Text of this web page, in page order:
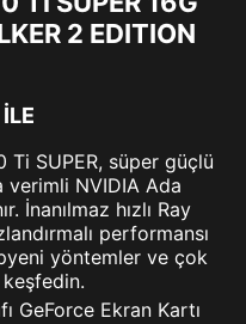
2 EDITION
SUPER, süper güçlü
verimli NVIDIA Ada
İnanılmaz hızlı Ray
performansı
yöntemler ve çok
keşfedin.
GeForce Ekran Kartı